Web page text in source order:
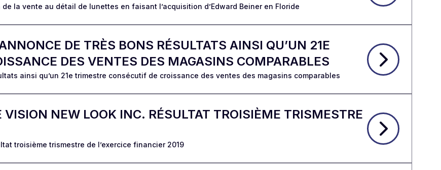
la vente au détail de lunettes en faisant l’acquisition d’Edward Beiner en Floride
DE TRÈS BONS RÉSULTATS AINSI QU’UN 21E
DES VENTES DES MAGASINS COMPARABLES
ainsi qu’un 21e trimestre consécutif de croissance des ventes des magasins comparables
VISION NEW LOOK INC. RÉSULTAT TROISIÈME TRISMESTRE
troisième trismestre de l’exercice financier 2019